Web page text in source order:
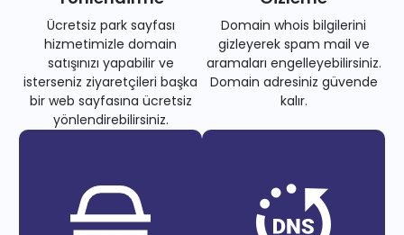
Ücretsiz park sayfası
hizmetimizle domain
satışınızı yapabilir ve
isterseniz ziyaretçileri başka
bir web sayfasına ücretsiz
yönlendirebilirsiniz.
Domain whois bilgilerini
gizleyerek spam mail ve
aramaları engelleyebilirsiniz.
Domain adresiniz güvende
kalır.